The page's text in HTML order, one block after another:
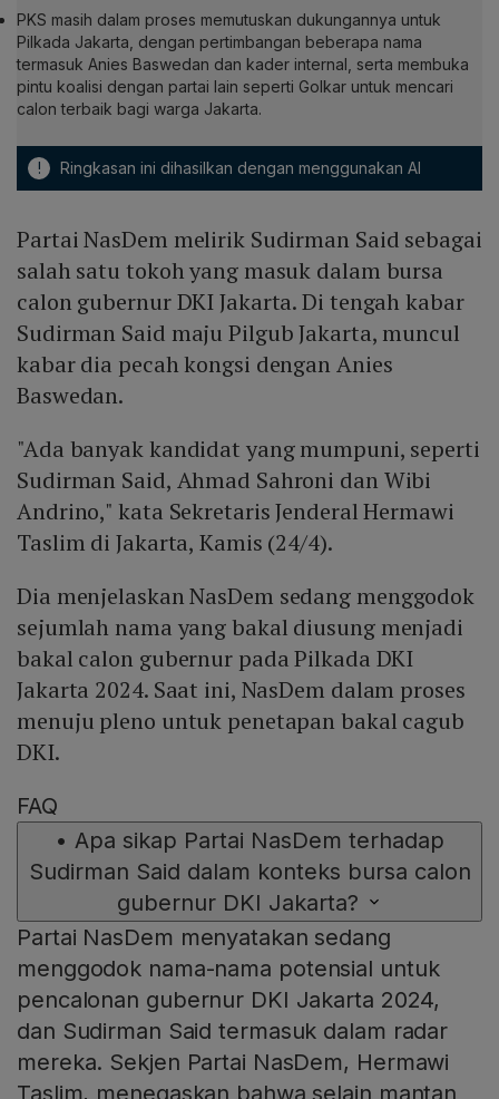
PKS masih dalam proses memutuskan dukungannya untuk
Pilkada Jakarta, dengan pertimbangan beberapa nama
termasuk Anies Baswedan dan kader internal, serta membuka
pintu koalisi dengan partai lain seperti Golkar untuk mencari
calon terbaik bagi warga Jakarta.
! Ringkasan ini dihasilkan dengan menggunakan AI
Partai NasDem melirik Sudirman Said sebagai
salah satu tokoh yang masuk dalam bursa
calon gubernur DKI Jakarta. Di tengah kabar
Sudirman Said maju Pilgub Jakarta, muncul
kabar dia pecah kongsi dengan Anies
Baswedan.
"Ada banyak kandidat yang mumpuni, seperti
Sudirman Said, Ahmad Sahroni dan Wibi
Andrino," kata Sekretaris Jenderal Hermawi
Taslim di Jakarta, Kamis (24/4).
Dia menjelaskan NasDem sedang menggodok
sejumlah nama yang bakal diusung menjadi
bakal calon gubernur pada Pilkada DKI
Jakarta 2024. Saat ini, NasDem dalam proses
menuju pleno untuk penetapan bakal cagub
DKI.
FAQ
• Apa sikap Partai NasDem terhadap
Sudirman Said dalam konteks bursa calon
gubernur DKI Jakarta?
Partai NasDem menyatakan sedang
menggodok nama-nama potensial untuk
pencalonan gubernur DKI Jakarta 2024,
dan Sudirman Said termasuk dalam radar
mereka. Sekjen Partai NasDem, Hermawi